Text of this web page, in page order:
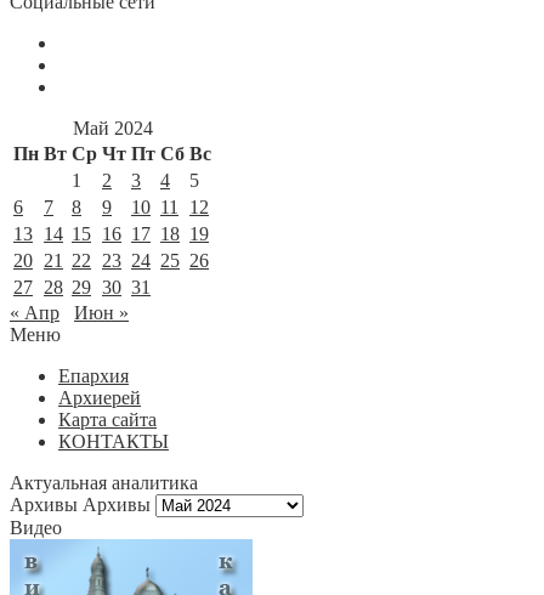
Май 2024
Пн Вт Ср Чт Пт Сб Вс
1
2 3 4
5
6
7 8 9 10 11
12
13 14 15 16 17 18 19
20 21 22 23 24 25 26
27 28 29 30 31
« Апр
Июн »
Меню
Епархия
Архиерей
Карта сайта
КОНТАКТЫ
Актуальная аналитика
Архивы Архивы
Видео